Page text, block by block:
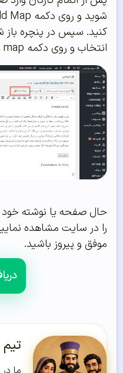
کنید. سپس در پنچره باز
انتخاب و روی دکمه insert map کلیک کنید.
حال صفحه یا نوشته خود
را در سایت مشاهده
موفق و پیروز باشید.